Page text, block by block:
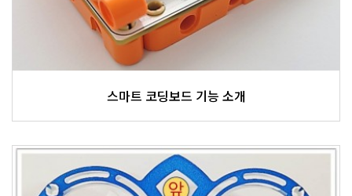
스마트 코딩보드 기능 소개